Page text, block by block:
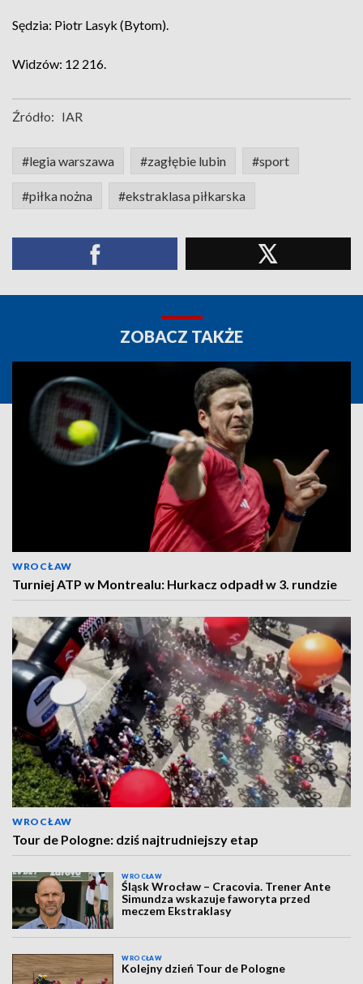
Sędzia: Piotr Lasyk (Bytom).
Widzów: 12 216.
Źródło: IAR
#legia warszawa #zagłębie lubin #sport
#piłka nożna #ekstraklasa piłkarska
ZOBACZ TAKŻE
WROCŁAW
Turniej ATP w Montrealu: Hurkacz odpadł w 3. rundzie
WROCŁAW
Tour de Pologne: dziś najtrudniejszy etap
WROCŁAW
Śląsk Wrocław – Cracovia. Trener Ante
Simundza wskazuje faworyta przed
meczem Ekstraklasy
WROCŁAW
Kolejny dzień Tour de Pologne